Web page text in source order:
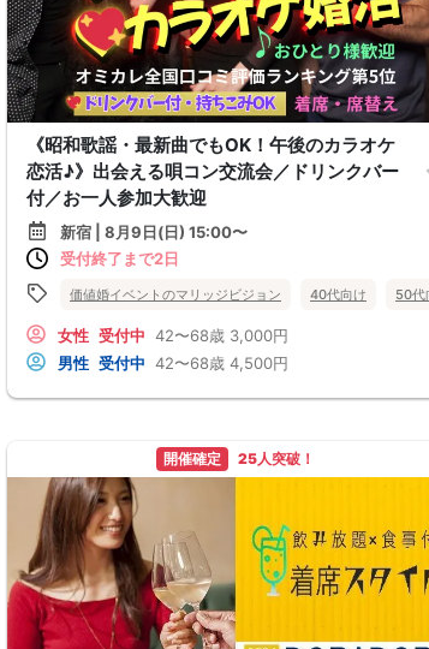
街コン 趣味コン 東京都 新宿
《昭和歌謡・最新曲でもOK！午後のカラオケ
恋活♪》出会える唄コン交流会／ドリンクバー
付／お一人参加大歓迎
新宿 | 8月9日(日) 15:00〜
受付終了まで2日
価値婚イベントのマリッジビジョン 40代向け 50代
女性 受付中 42〜68歳 3,000円
男性 受付中 42〜68歳 4,500円
開催確定 25人突破！